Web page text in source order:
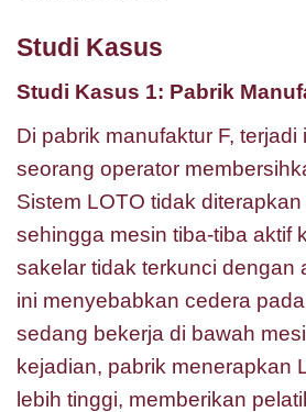
Studi Kasus
Studi Kasus 1: Pabrik
Di pabrik manufaktur F, terjadi
seorang operator
Sistem LOTO tidak
sehingga mesin tiba-tiba aktif
sakelar tidak terkunci dengan
ini menyebabkan cedera
sedang bekerja di bawah
kejadian, pabrik menerapkan
lebih tinggi, memberikan